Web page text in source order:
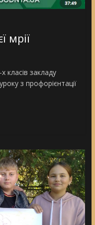
мрії
класів закладу
з профорієнтації